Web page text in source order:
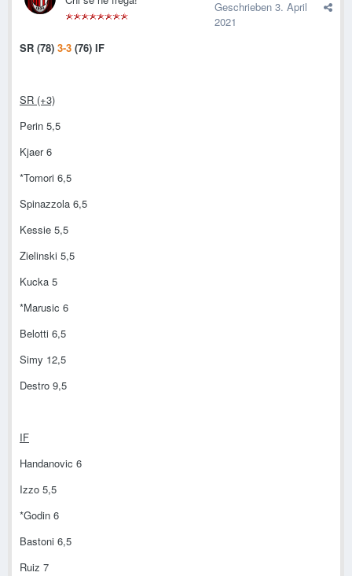
Geschrieben 3. April
2021
SR (78) 3-3 (76) IF
SR (+3)
Perin 5,5
Kjaer 6
*Tomori 6,5
Spinazzola 6,5
Kessie 5,5
Zielinski 5,5
Kucka 5
*Marusic 6
Belotti 6,5
Simy 12,5
Destro 9,5
IF
Handanovic 6
Izzo 5,5
*Godin 6
Bastoni 6,5
Ruiz 7